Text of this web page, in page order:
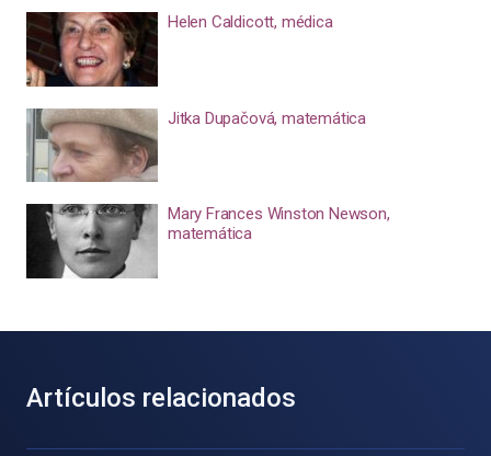
Helen Caldicott, médica
Jitka Dupačová, matemática
Mary Frances Winston Newson,
matemática
Artículos relacionados